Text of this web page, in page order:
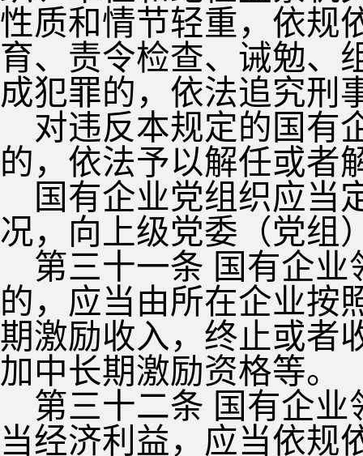
性质和情节轻重，依规
育、责令检查、诫勉、
成犯罪的，依法追究刑
对违反本规定的国有
的，依法予以解任或者
国有企业党组织应当
况，向上级党委（党组
第三十一条 国有企
的，应当由所在企业按
期激励收入，终止或者
加中长期激励资格等。
第三十二条 国有企
当经济利益，应当依规